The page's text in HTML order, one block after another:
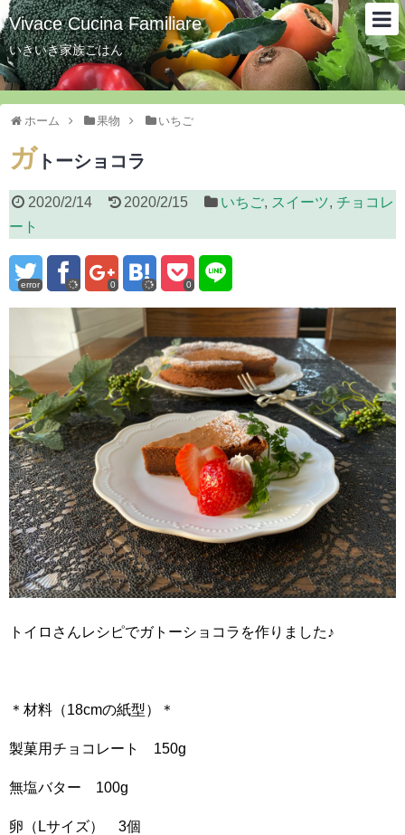
Vivace Cucina Familiare
いきいき家族ごはん
ホーム 果物 いちご
ガ トーショコラ
2020/2/14 2020/2/15 いちご, スイーツ,チョコレ
ート
error 0 0
トイロさんレシピでガトーショコラを作りました♪
＊材料（18cmの紙型）＊
製菓用チョコレート 150g
無塩バター 100g
卵（Lサイズ） 3個